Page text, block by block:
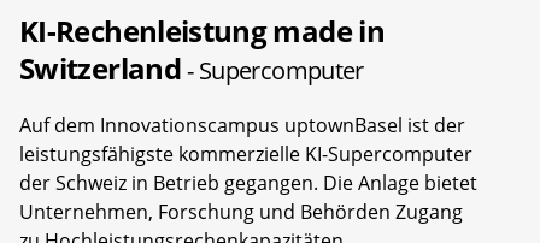
KI-Rechenleistung made in
Switzerland- Supercomputer
Auf dem Innovationscampus uptownBasel ist der
leistungsfähigste kommerzielle KI-Supercomputer
der Schweiz in Betrieb gegangen. Die Anlage bietet
Unternehmen, Forschung und Behörden Zugang